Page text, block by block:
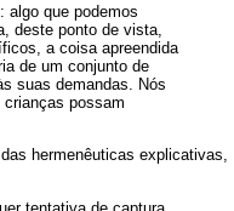
algo que podemos
deste ponto de vista,
a coisa apreendida
de um conjunto de
suas demandas. Nós
possam
hermenêuticas explicativas,